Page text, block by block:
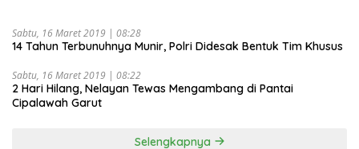
Sabtu, 16 Maret 2019 | 08:28
14 Tahun Terbunuhnya Munir, Polri Didesak Bentuk Tim Khusus
Sabtu, 16 Maret 2019 | 08:22
2 Hari Hilang, Nelayan Tewas Mengambang di Pantai
Cipalawah Garut
Selengkapnya